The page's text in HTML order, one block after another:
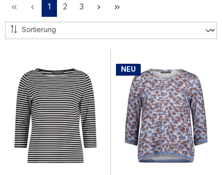
Seite
1 Seite
2 Seite
3
NEU